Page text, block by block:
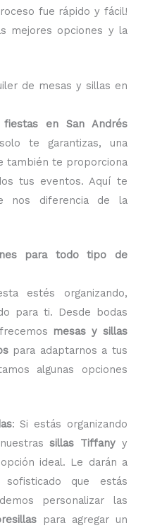
fue rápido y fácil!
mejores opciones y la
de mesas y sillas en
en San Andrés
te garantizas, una
también te proporciona
tus eventos. Aquí te
nos diferencia de la
para todo tipo de
estés organizando,
para ti. Desde bodas
mesas y sillas
para adaptarnos a tus
algunas opciones
: Si estás organizando
sillas Tiffanyy
ideal. Le darán a
que estás
personalizar las
para agregar un